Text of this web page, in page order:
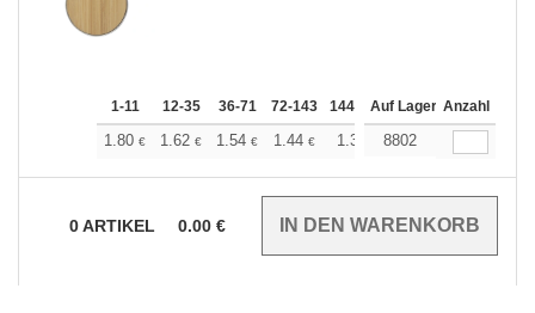
1-11 12-35 36-71 72-143 144-287 288 + Mehr
Auf Lager Anzahl
1.80 € 1.62 € 1.54 € 1.44 € 1.35 1.26
8802
0ARTIKEL 0.00 €